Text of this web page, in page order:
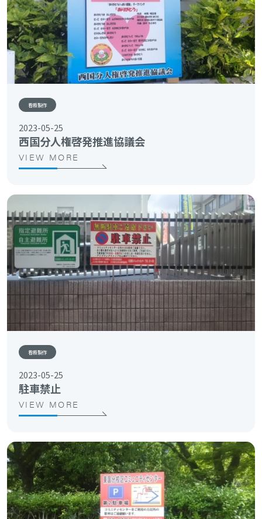
看板製作
2023-05-25
西国分人権啓発推進協議会
VIEW MORE
看板製作
2023-05-25
駐車禁止
VIEW MORE